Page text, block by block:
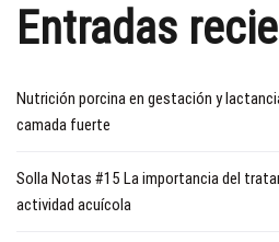
Entradas
Nutrición porcina en gestación y
camada fuerte
Solla Notas #15 La importancia del
actividad acuícola